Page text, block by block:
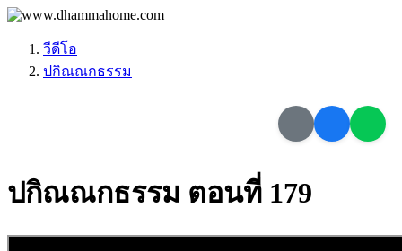
วีดีโอ
ปกิณณกธรรม
ปกิณณกธรรม ตอนที่ 179